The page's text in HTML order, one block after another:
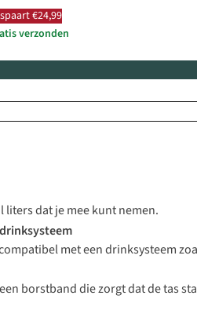
€24,99
verzonden
liters dat je mee kunt nemen.
met een drinksysteem
borstband die zorgt dat de tas